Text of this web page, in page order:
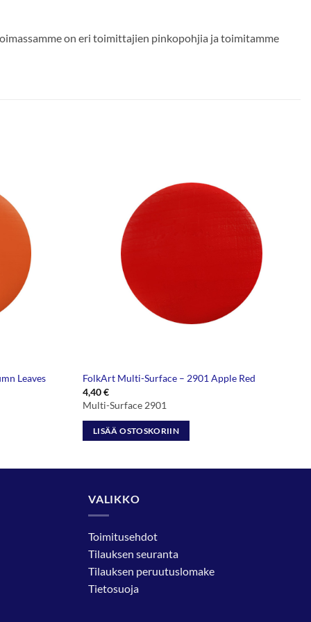
on eri toimittajien pinkopohjia ja toimitamme
Leaves
FolkArt Multi-Surface – 2901 Apple Red
4,40€
Multi-Surface 2901
LISÄÄ OSTOSKORIIN
VALIKKO
Toimitusehdot
Tilauksen seuranta
Tilauksen peruutuslomake
Tietosuoja